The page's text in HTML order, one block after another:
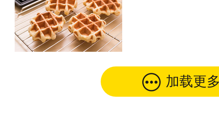
加载更